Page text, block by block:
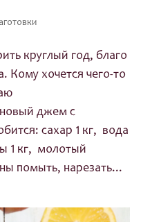
круглый год, благо
Кому хочется чего-то
джем с
сахар 1 кг, вода
1 кг, молотый
помыть, нарезать...